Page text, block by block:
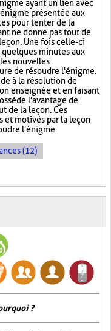
ayant un lien avec
présentée aux
pour tenter de la
ne donne pas tout de
Une fois celle-ci
minutes aux
nouvelles
de résoudre l'énigme.
à la résolution de
enseignée et en faisant
l'avantage de
de la leçon. Ces
et motivés par la leçon
l'énigme.
(12)
?